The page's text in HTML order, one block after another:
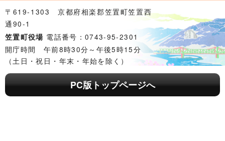
〒619-1303 京都府相楽郡笠置町笠置西
通90-1
笠置町役場 電話番号：0743-95-2301
開庁時間 午前8時30分～午後5時15分
（土日・祝日・年末・年始を除く）
PC版トップページへ